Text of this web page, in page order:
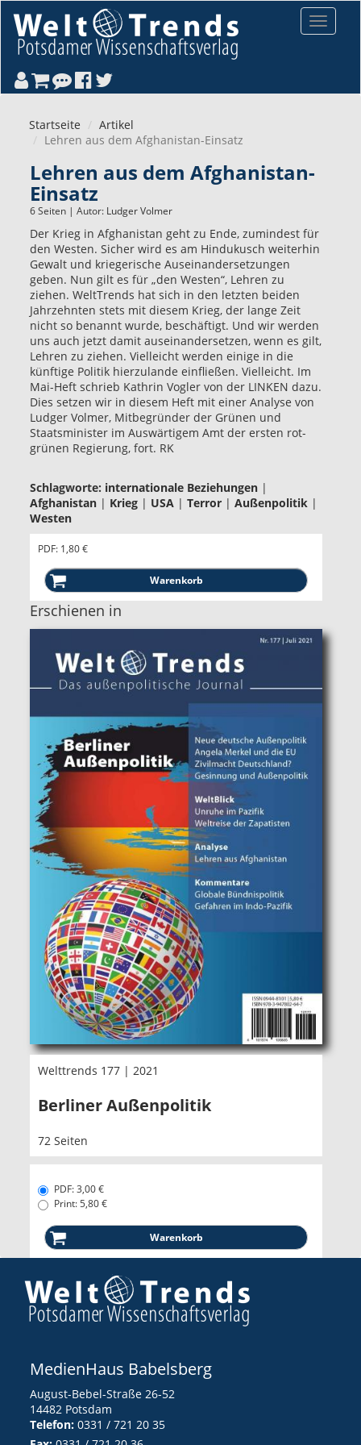
Toggle
Startseite
Artikel
Lehren aus dem Afghanistan-Einsatz
Lehren aus dem Afghanistan-
Einsatz
6 Seiten | Autor: Ludger Volmer
Der Krieg in Afghanistan geht zu Ende, zumindest für
den Westen. Sicher wird es am Hindukusch weiterhin
Gewalt und kriegerische Auseinandersetzungen
geben. Nun gilt es für „den Westen“, Lehren zu
ziehen. WeltTrends hat sich in den letzten beiden
Jahrzehnten stets mit diesem Krieg, der lange Zeit
nicht so benannt wurde, beschäftigt. Und wir werden
uns auch jetzt damit auseinandersetzen, wenn es gilt,
Lehren zu ziehen. Vielleicht werden einige in die
künftige Politik hierzulande einfließen. Vielleicht. Im
Mai-Heft schrieb Kathrin Vogler von der LINKEN dazu.
Dies setzen wir in diesem Heft mit einer Analyse von
Ludger Volmer, Mitbegründer der Grünen und
Staatsminister im Auswärtigem Amt der ersten rot-
grünen Regierung, fort. RK
Schlagworte: internationale Beziehungen |
Afghanistan | Krieg | USA | Terror | Außenpolitik |
Westen
PDF: 1,80 €
Erschienen in
Welttrends 177 | 2021
Berliner Außenpolitik
72 Seiten
PDF: 3,00 €
Print: 5,80 €
MedienHaus Babelsberg
August-Bebel-Straße 26-52
14482 Potsdam
Telefon: 0331 / 721 20 35